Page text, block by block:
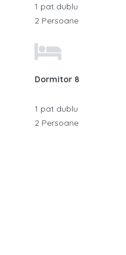
1 pat dublu
2 Persoane
Dormitor 8
1 pat dublu
2 Persoane